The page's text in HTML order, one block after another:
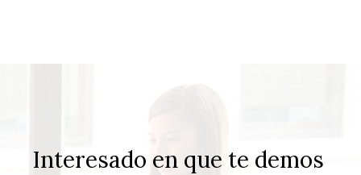
Interesado en que te demos